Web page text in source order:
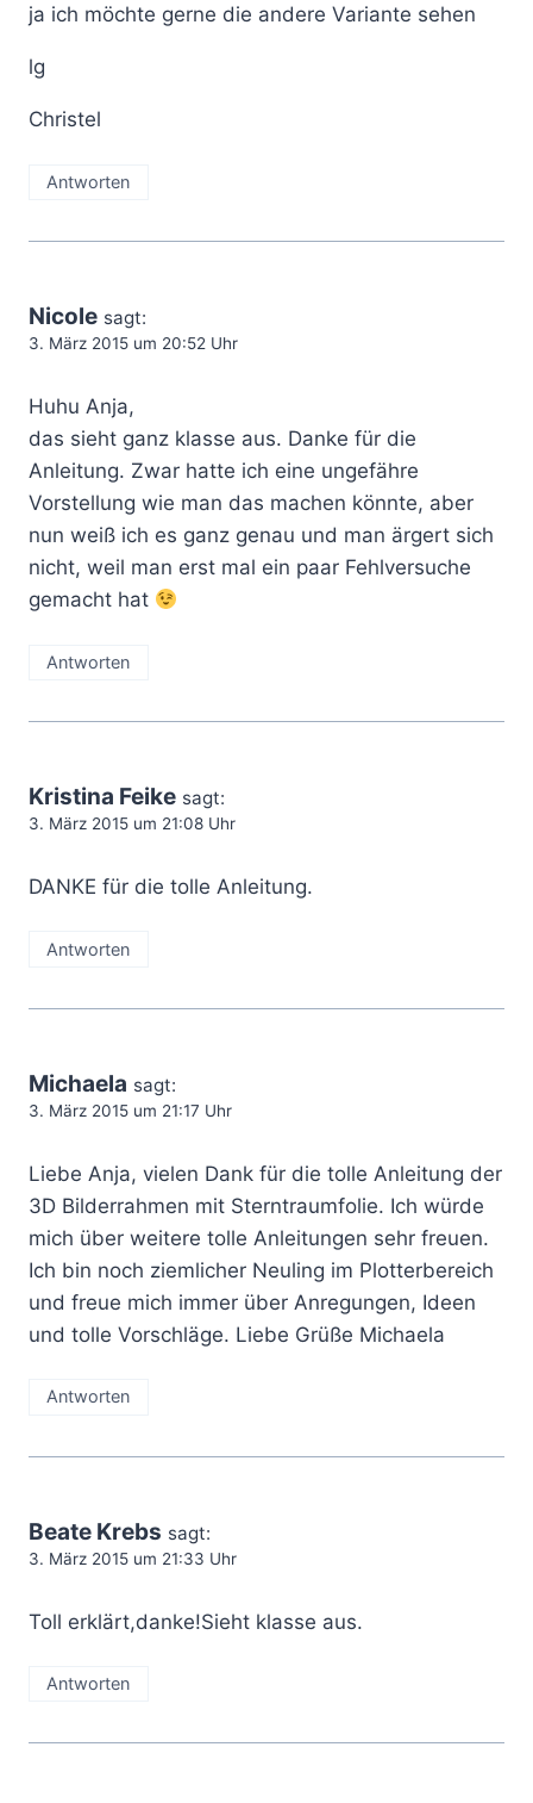
ja ich möchte gerne die andere Variante sehen
lg
Christel
Antworten
Nicole sagt:
3. März 2015 um 20:52 Uhr
Huhu Anja,
das sieht ganz klasse aus. Danke für die
Anleitung. Zwar hatte ich eine ungefähre
Vorstellung wie man das machen könnte, aber
nun weiß ich es ganz genau und man ärgert sich
nicht, weil man erst mal ein paar Fehlversuche
gemacht hat
Antworten
Kristina Feike sagt:
3. März 2015 um 21:08 Uhr
DANKE für die tolle Anleitung.
Antworten
Michaela sagt:
3. März 2015 um 21:17 Uhr
Liebe Anja, vielen Dank für die tolle Anleitung der
3D Bilderrahmen mit Sterntraumfolie. Ich würde
mich über weitere tolle Anleitungen sehr freuen.
Ich bin noch ziemlicher Neuling im Plotterbereich
und freue mich immer über Anregungen, Ideen
und tolle Vorschläge. Liebe Grüße Michaela
Antworten
Beate Krebs sagt:
3. März 2015 um 21:33 Uhr
Toll erklärt,danke!Sieht klasse aus.
Antworten